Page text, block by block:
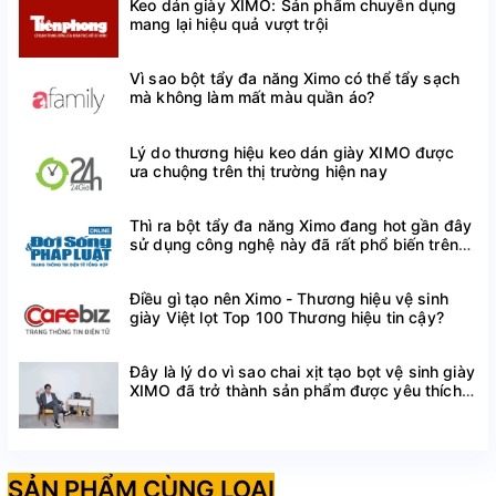
Tiện lợi, dễ sử dụng, thiết kế mỏng nhẹ dễ dàng đặt
vào bất kì đôi giày nào mà bạn muốn sử dụng.
Freesize nhờ khả năng co giãn nói trên, phù hợp với
CHÂN BẸT ĐỆM VÒM CHÂN
Lưu ý rằng mỗi người có cấu trúc và cảm giác riêng,
vì vậy cần có thời gian để thích nghi với việc sử dụng
lót tất hỗ trợ bàn chân bẹt vòm chân. Nếu bạn có vấn
đề gì hoặc cần tư vấn thêm, hãy đến gặp chuyên gia y
tế hoặc người bán hàng tại cửa hàng sản phẩm hỗ trợ
chân.
TẠI SAO PHẢI LỰA CHỌN SẢN PHẨM
Keo dán giày XIMO: Sản phẩm chuyên dụng
mang lại hiệu quả vượt trội
Vì sao bột tẩy đa năng Ximo có thể tẩy sạch
mà không làm mất màu quần áo?
Lý do thương hiệu keo dán giày XIMO được
ưa chuộng trên thị trường hiện nay
Thì ra bột tẩy đa năng Ximo đang hot gần đây
sử dụng công nghệ này đã rất phổ biến trên
Điều gì tạo nên Ximo - Thương hiệu vệ sinh
giày Việt lọt Top 100 Thương hiệu tin cậy?
Đây là lý do vì sao chai xịt tạo bọt vệ sinh giày
XIMO đã trở thành sản phẩm được yêu thích
SẢN PHẨM CÙNG LOẠI